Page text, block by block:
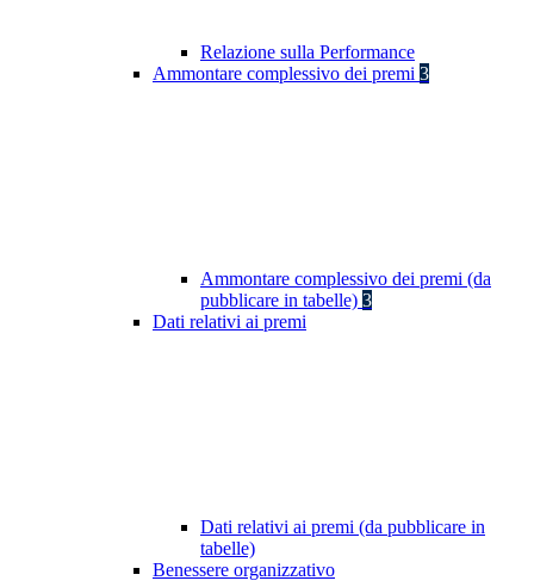
Relazione sulla Performance
Ammontare complessivo dei premi 3
Ammontare complessivo dei premi (da
pubblicare in tabelle) 3
Dati relativi ai premi
Dati relativi ai premi (da pubblicare in
tabelle)
Benessere organizzativo